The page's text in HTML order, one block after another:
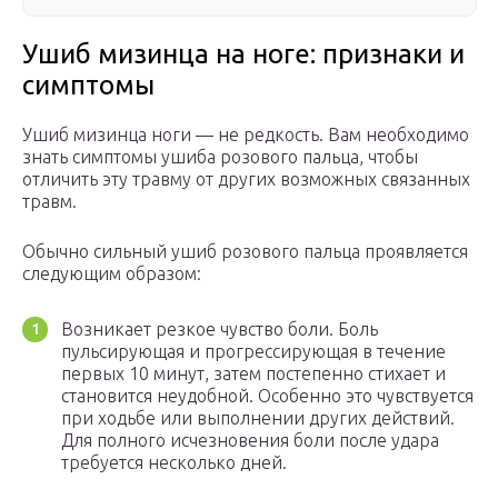
Ушиб мизинца на ноге: признаки и
симптомы
Ушиб мизинца ноги — не редкость. Вам необходимо
знать симптомы ушиба розового пальца, чтобы
отличить эту травму от других возможных связанных
травм.
Обычно сильный ушиб розового пальца проявляется
следующим образом:
Возникает резкое чувство боли. Боль
пульсирующая и прогрессирующая в течение
первых 10 минут, затем постепенно стихает и
становится неудобной. Особенно это чувствуется
при ходьбе или выполнении других действий.
Для полного исчезновения боли после удара
требуется несколько дней.